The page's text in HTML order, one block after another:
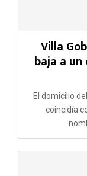
Villa
baja a
El domicilio
coincidía